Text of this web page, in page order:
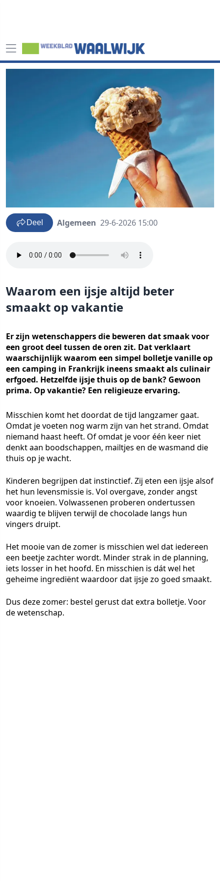
Deel Algemeen 29-6-2026 15:00
Waarom een ijsje altijd beter
smaakt op vakantie
Er zijn wetenschappers die beweren dat smaak voor
een groot deel tussen de oren zit. Dat verklaart
waarschijnlijk waarom een simpel bolletje vanille op
een camping in Frankrijk ineens smaakt als culinair
erfgoed. Hetzelfde ijsje thuis op de bank? Gewoon
prima. Op vakantie? Een religieuze ervaring.
Misschien komt het doordat de tijd langzamer gaat.
Omdat je voeten nog warm zijn van het strand. Omdat
niemand haast heeft. Of omdat je voor één keer niet
denkt aan boodschappen, mailtjes en de wasmand die
thuis op je wacht.
Kinderen begrijpen dat instinctief. Zij eten een ijsje alsof
het hun levensmissie is. Vol overgave, zonder angst
voor knoeien. Volwassenen proberen ondertussen
waardig te blijven terwijl de chocolade langs hun
vingers druipt.
Het mooie van de zomer is misschien wel dat iedereen
een beetje zachter wordt. Minder strak in de planning,
iets losser in het hoofd. En misschien is dát wel het
geheime ingrediënt waardoor dat ijsje zo goed smaakt.
Dus deze zomer: bestel gerust dat extra bolletje. Voor
de wetenschap.